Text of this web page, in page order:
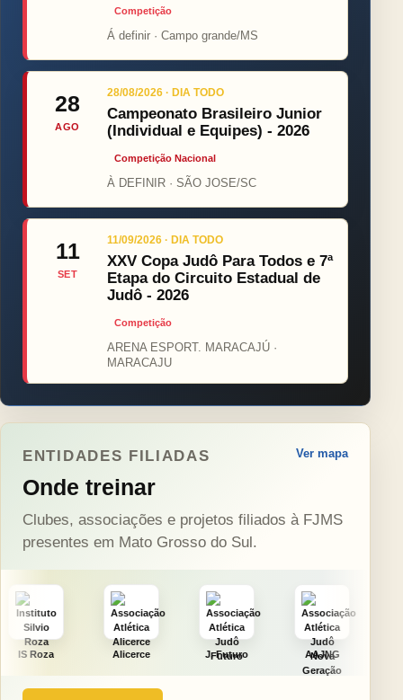
Competição
Á definir · Campo grande/MS
28
AGO
28/08/2026 · DIA TODO
Campeonato Brasileiro Junior
(Individual e Equipes) - 2026
Competição Nacional
À DEFINIR · SÃO JOSE/SC
11
SET
11/09/2026 · DIA TODO
XXV Copa Judô Para Todos e 7ª
Etapa do Circuito Estadual de
Judô - 2026
Competição
ARENA ESPORT. MARACAJÚ ·
MARACAJU
ENTIDADES FILIADAS
Onde treinar
Ver mapa
Clubes, associações e projetos filiados à FJMS
presentes em Mato Grosso do Sul.
Alicerce J. Futuro AAJNG TSURU